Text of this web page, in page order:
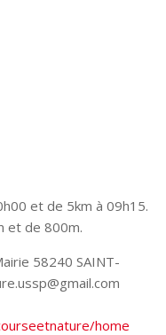
et de 5km à 09h15.
et de 800m.
58240 SAINT-
home